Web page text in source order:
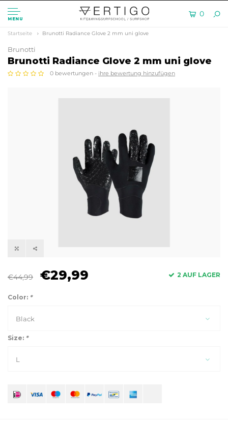
MENU
0
Startseite Brunotti Radiance Glove 2 mm uni glove
Brunotti
Brunotti Radiance Glove 2 mm uni glove
0 bewertungen - ihre bewertung hinzufügen
€44,99 €29,99 2 AUF LAGER
Color: *
Black
Size: *
L